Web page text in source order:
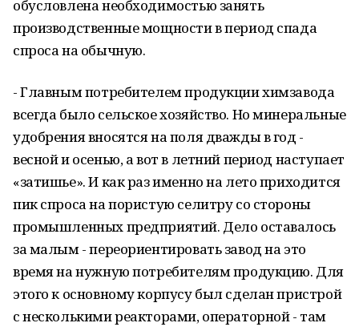
обусловлена необходимостью занять
производственные мощности в период спада
спроса на обычную.
- Главным потребителем продукции химзавода
всегда было сельское хозяйство. Но минеральные
удобрения вносятся на поля дважды в год -
весной и осенью, а вот в летний период наступает
«затишье». И как раз именно на лето приходится
пик спроса на пористую селитру со стороны
промышленных предприятий. Дело оставалось
за малым - переориентировать завод на это
время на нужную потребителям продукцию. Для
этого к основному корпусу был сделан пристрой
с несколькими реакторами, операторной - там